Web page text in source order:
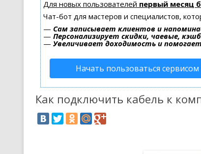
Для новых пользователей первый месяц
Чат-бот для мастеров и специалистов,
— Сам записывает клиентов и
— Персонализирует скидки, чаевые,
— Увеличивает доходимость и
Начать пользоваться сервисом
Как подключить кабель к